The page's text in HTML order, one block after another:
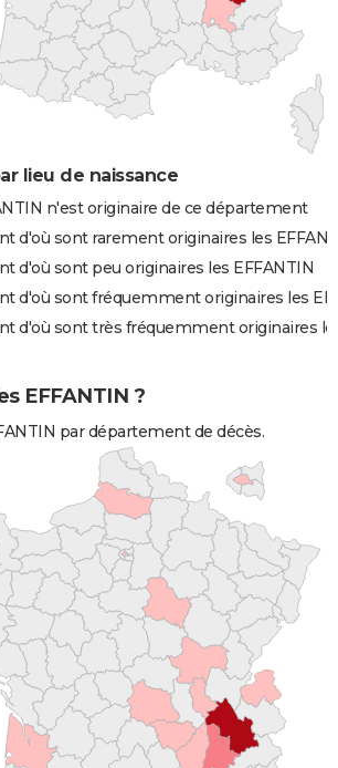
lieu de naissance
n'est originaire de ce département
d'où sont rarement originaires les
d'où sont peu originaires les EFFANTIN
d'où sont fréquemment originaires les
d'où sont très fréquemment originaires
EFFANTIN ?
par département de décès.